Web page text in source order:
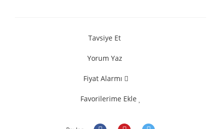
Tavsiye Et
Yorum Yaz
Fiyat Alarmı
Favorilerime Ekle